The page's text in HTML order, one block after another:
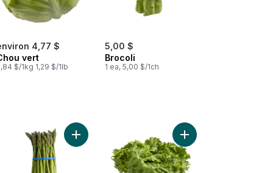
4,77 $
vert
$/1kg 1,29 $/1lb
5,00 $
Brocoli
1 ea, 5,00 $/1ch
rouges, sac de 3 lb au panier
Ajouter Asperges au panierAjouter Laitue feuille